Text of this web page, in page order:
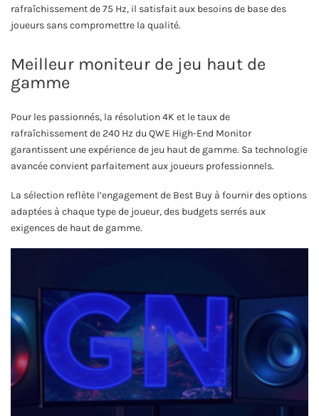
rafraîchissement de 75 Hz, il satisfait aux besoins de base des
joueurs sans compromettre la qualité.
Meilleur moniteur de jeu haut de
gamme
Pour les passionnés, la résolution 4K et le taux de
rafraîchissement de 240 Hz du QWE High-End Monitor
garantissent une expérience de jeu haut de gamme. Sa technologie
avancée convient parfaitement aux joueurs professionnels.
La sélection reflète l’engagement de Best Buy à fournir des options
adaptées à chaque type de joueur, des budgets serrés aux
exigences de haut de gamme.